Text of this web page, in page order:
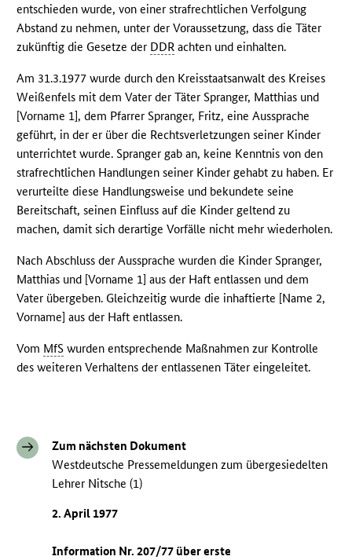
entschieden wurde, von einer strafrechtlichen Verfolgung
Abstand zu nehmen, unter der Voraussetzung, dass die Täter
zukünftig die Gesetze der DDR achten und einhalten.
Am 31.3.1977 wurde durch den Kreisstaatsanwalt des Kreises
Weißenfels mit dem Vater der Täter Spranger, Matthias und
[Vorname 1], dem Pfarrer Spranger, Fritz, eine Aussprache
geführt, in der er über die Rechtsverletzungen seiner Kinder
unterrichtet wurde. Spranger gab an, keine Kenntnis von den
strafrechtlichen Handlungen seiner Kinder gehabt zu haben. Er
verurteilte diese Handlungsweise und bekundete seine
Bereitschaft, seinen Einfluss auf die Kinder geltend zu
machen, damit sich derartige Vorfälle nicht mehr wiederholen.
Nach Abschluss der Aussprache wurden die Kinder Spranger,
Matthias und [Vorname 1] aus der Haft entlassen und dem
Vater übergeben. Gleichzeitig wurde die inhaftierte [Name 2,
Vorname] aus der Haft entlassen.
Vom MfS wurden entsprechende Maßnahmen zur Kontrolle
des weiteren Verhaltens der entlassenen Täter eingeleitet.
Zum nächsten Dokument
Westdeutsche Pressemeldungen zum übergesiedelten
Lehrer Nitsche (1)
2. April 1977
Information Nr. 207/77 über erste